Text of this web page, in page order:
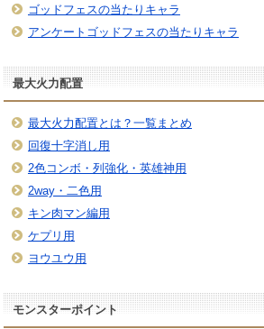
ゴッドフェスの当たりキャラ
アンケートゴッドフェスの当たりキャラ
最大火力配置
最大火力配置とは？一覧まとめ
回復十字消し用
2色コンボ・列強化・英雄神用
2way・二色用
キン肉マン編用
ケプリ用
ヨウユウ用
モンスターポイント